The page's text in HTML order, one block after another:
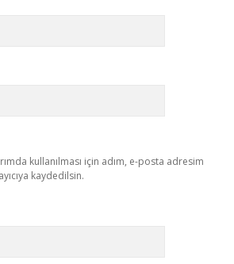
kullanılması için adım, e-posta adresim
kaydedilsin.